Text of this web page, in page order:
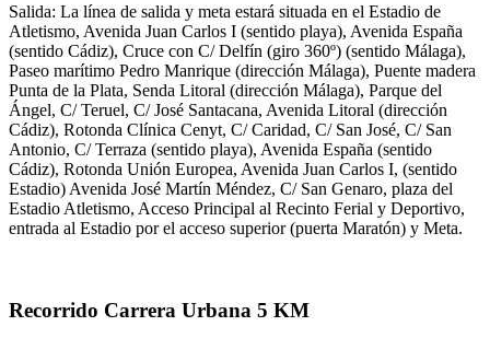
Salida: La línea de salida y meta estará situada en el Estadio de
Atletismo, Avenida Juan Carlos I (sentido playa), Avenida España
(sentido Cádiz), Cruce con C/ Delfín (giro 360º) (sentido Málaga),
Paseo marítimo Pedro Manrique (dirección Málaga), Puente madera
Punta de la Plata, Senda Litoral (dirección Málaga), Parque del
Ángel, C/ Teruel, C/ José Santacana, Avenida Litoral (dirección
Cádiz), Rotonda Clínica Cenyt, C/ Caridad, C/ San José, C/ San
Antonio, C/ Terraza (sentido playa), Avenida España (sentido
Cádiz), Rotonda Unión Europea, Avenida Juan Carlos I, (sentido
Estadio) Avenida José Martín Méndez, C/ San Genaro, plaza del
Estadio Atletismo, Acceso Principal al Recinto Ferial y Deportivo,
entrada al Estadio por el acceso superior (puerta Maratón) y Meta.
Recorrido Carrera Urbana 5 KM